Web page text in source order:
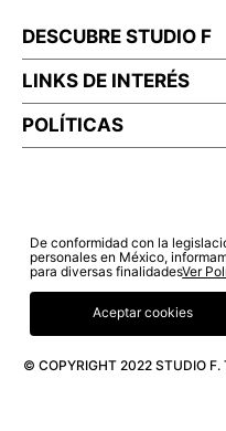
DESCUBRE STUDIO F
LINKS DE INTERÉS
POLÍTICAS
© COPYRIGHT 2022 STUDIO F.
De conformidad con la
personales en México,
para diversas finalidadesVer
Aceptar cookies